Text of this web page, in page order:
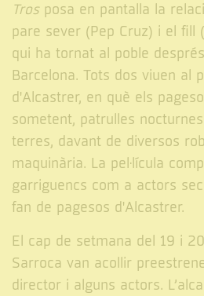
Tros posa en pantalla la
pare sever (Pep Cruz) i el fill
qui ha tornat al poble
Barcelona. Tots dos viuen al
d'Alcastrer, en què els
sometent, patrulles
terres, davant de diversos
maquinària. La pel·lícula
garriguencs com a actors
fan de pagesos d'Alcastrer.
El cap de setmana del 19 i
Sarroca van acollir
director i alguns actors.